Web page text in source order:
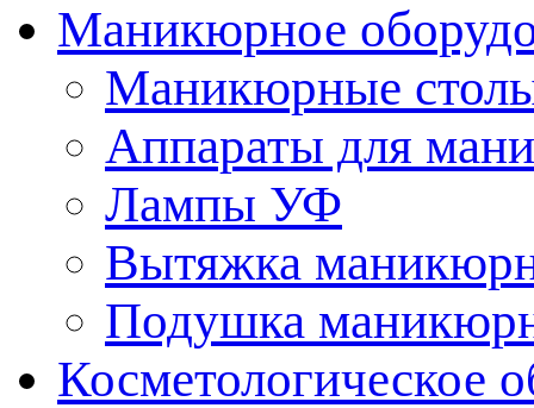
Маникюрное
Маникюрные
Аппараты для
Лампы УФ
Вытяжка
Подушка
Косметологическое